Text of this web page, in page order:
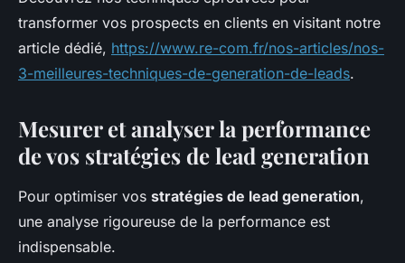
transformer vos prospects en clients en visitant notre
article dédié, https://www.re-com.fr/nos-articles/nos-
3-meilleures-techniques-de-generation-de-leads.
Mesurer et analyser la performance
de vos stratégies de lead generation
Pour optimiser vos stratégies de lead generation,
une analyse rigoureuse de la performance est
indispensable.